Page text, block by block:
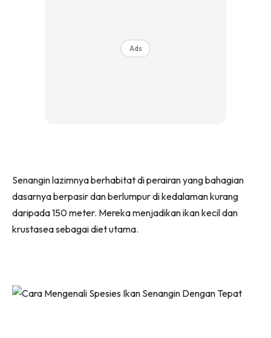
Ads
Senangin lazimnya berhabitat di perairan yang bahagian
dasarnya berpasir dan berlumpur di kedalaman kurang
daripada 150 meter. Mereka menjadikan ikan kecil dan
krustasea sebagai diet utama.